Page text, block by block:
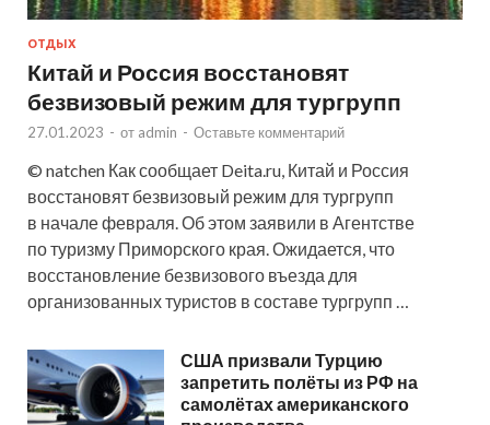
ОТДЫХ
Китай и Россия восстановят
безвизовый режим для тургрупп
27.01.2023 - от admin - Оставьте комментарий
© natchen Как сообщает Deita.ru, Китай и Россия
восстановят безвизовый режим для тургрупп
в начале февраля. Об этом заявили в Агентстве
по туризму Приморского края. Ожидается, что
восстановление безвизового въезда для
организованных туристов в составе тургрупп …
США призвали Турцию
запретить полёты из РФ на
самолётах американского